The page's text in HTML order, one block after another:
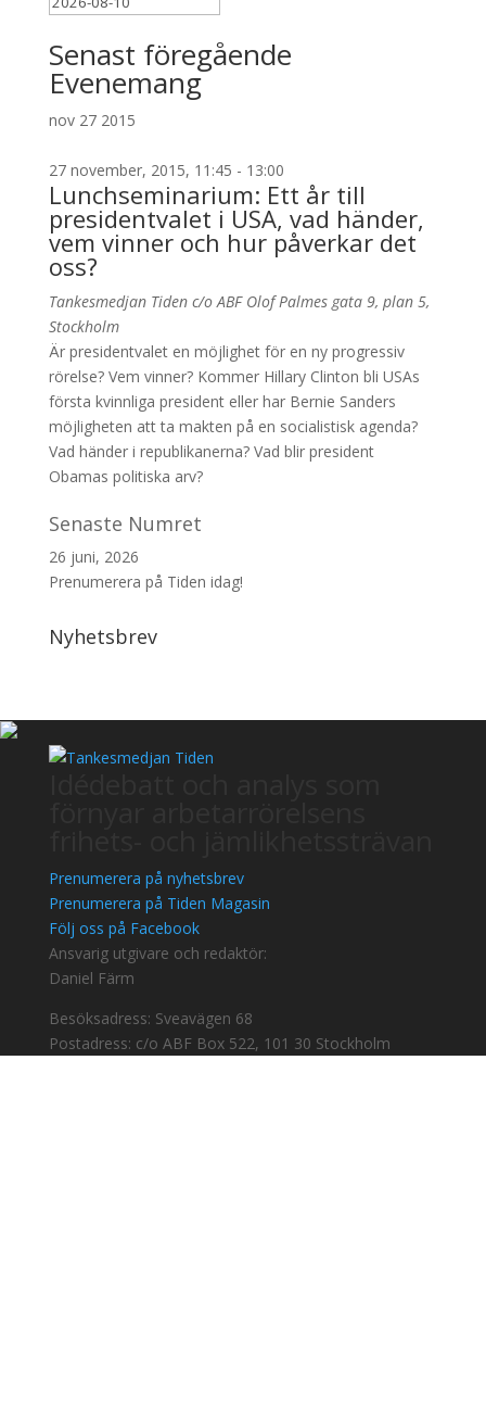
Senast föregående
Evenemang
nov 27 2015
27 november, 2015, 11:45 - 13:00
Lunchseminarium: Ett år till
presidentvalet i USA, vad händer,
vem vinner och hur påverkar det
oss?
Tankesmedjan Tiden c/o ABF Olof Palmes gata 9, plan 5,
Stockholm
Är presidentvalet en möjlighet för en ny progressiv
rörelse? Vem vinner? Kommer Hillary Clinton bli USAs
första kvinnliga president eller har Bernie Sanders
möjligheten att ta makten på en socialistisk agenda?
Vad händer i republikanerna? Vad blir president
Obamas politiska arv?
Senaste Numret
26 juni, 2026
Prenumerera på Tiden idag!
Nyhetsbrev
Prenumerera på nyhetsbrev
Prenumerera på Tiden Magasin
Följ oss på Facebook
Ansvarig utgivare och redaktör:
Daniel Färm
Besöksadress: Sveavägen 68
Postadress: c/o ABF Box 522, 101 30 Stockholm